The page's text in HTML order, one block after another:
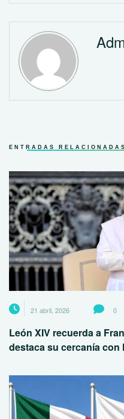
ENTRADAS RELACIONADAS
21 abril, 2026 0
León XIV recuerda a
destaca su cercanía